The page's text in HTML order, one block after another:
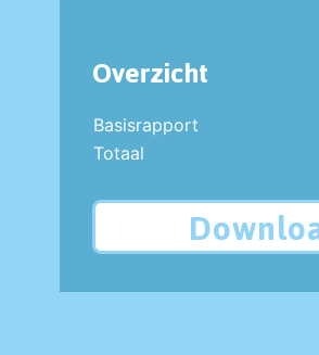
Overzicht
Basisrapport
Totaal